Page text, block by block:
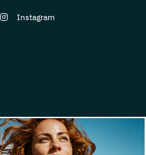
Instagram